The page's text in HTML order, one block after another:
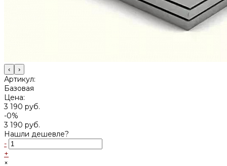
‹ ›
Артикул:
Базовая
Цена:
3 190 руб.
-0%
3 190 руб.
Нашли дешевле?
-
+
×